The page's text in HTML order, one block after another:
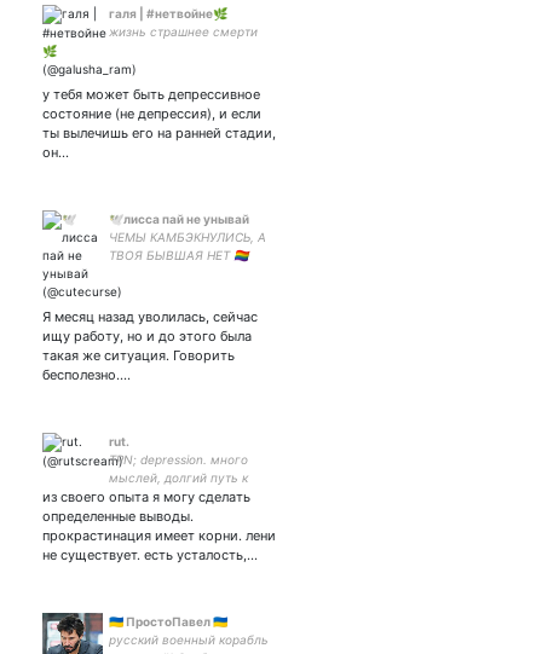
галя | #нетвойне🌿
жизнь страшнее смерти
у тебя может быть депрессивное
состояние (не депрессия), и если
ты вылечишь его на ранней стадии,
он…
🕊лисса пай не унывай
ЧЕМЫ КАМБЭКНУЛИСЬ, А
ТВОЯ БЫВШАЯ НЕТ 🏳️‍🌈
бананы, мультики про фей
и поспать. Главная эмочка
на районе.
Я месяц назад уволилась, сейчас
ищу работу, но и до этого была
такая же ситуация. Говорить
бесполезно.…
rut.
TPN; depression. много
мыслей, долгий путь к
жизни в гармонии. тг:
из своего опыта я могу сделать
определенные выводы.
прокрастинация имеет корни. лени
не существует. есть усталость,…
🇺🇦 ПростоПавел 🇺🇦
русский военный корабль